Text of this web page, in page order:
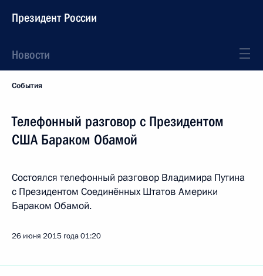
Президент России
Новости
События
Телефонный разговор с Президентом
США Бараком Обамой
Состоялся телефонный разговор Владимира Путина
с Президентом Соединённых Штатов Америки
Бараком Обамой.
26 июня 2015 года01:20